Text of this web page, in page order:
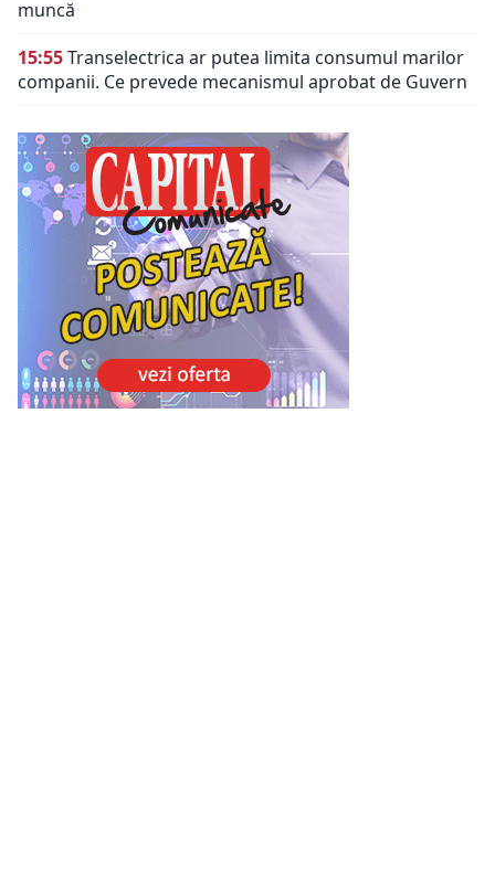
muncă
15:55Transelectrica ar putea limita consumul marilor
companii. Ce prevede mecanismul aprobat de Guvern